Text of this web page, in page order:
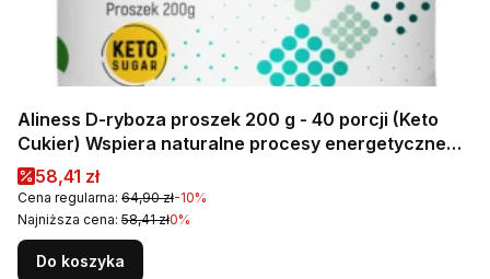
Aliness D-ryboza proszek 200 g - 40 porcji (Keto
Cukier) Wspiera naturalne procesy energetyczne
organizmu ATP
Cena promocyjna
58,41 zł
Cena regularna: 64,90 zł-10%
Najniższa cena: 58,41 zł0%
Do koszyka